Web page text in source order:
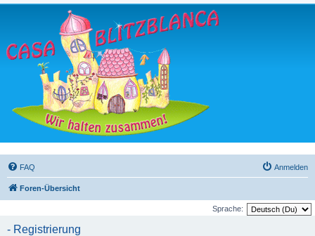
FAQ Anmelden
Foren-Übersicht
Sprache:
- Registrierung